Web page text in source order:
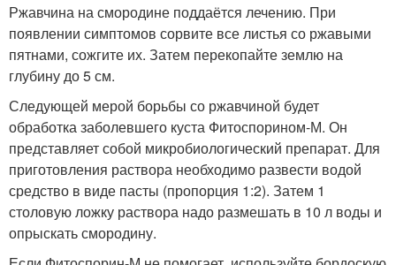
Ржавчина на смородине поддаётся лечению. При
появлении симптомов сорвите все листья со ржавыми
пятнами, сожгите их. Затем перекопайте землю на
глубину до 5 см.
Следующей мерой борьбы со ржавчиной будет
обработка заболевшего куста Фитоспорином-М. Он
представляет собой микробиологический препарат. Для
приготовления раствора необходимо развести водой
средство в виде пасты (пропорция 1:2). Затем 1
столовую ложку раствора надо размешать в 10 л воды и
опрыскать смородину.